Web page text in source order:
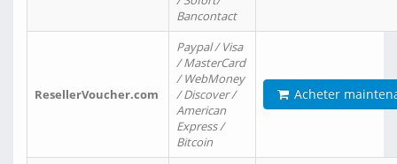
Bancontact
ResellerVoucher.com
Paypal / Visa
/ MasterCard
/ WebMoney
/ Discover /
American
Express /
Bitcoin
Acheter